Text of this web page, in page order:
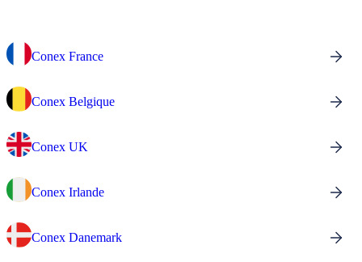
Conex France
Conex Belgique
Conex UK
Conex Irlande
Conex Danemark